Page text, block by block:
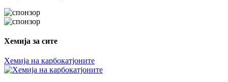
Хемија за сите
Хемија на карбокатјоните